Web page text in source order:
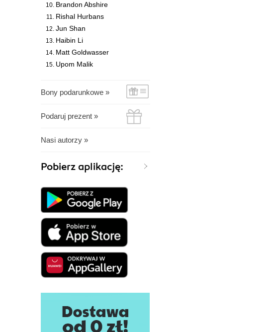
Brandon Abshire
Rishal Hurbans
Jun Shan
Haibin Li
Matt Goldwasser
Upom Malik
Bony podarunkowe »
Podaruj prezent »
Nasi autorzy »
Pobierz aplikację: